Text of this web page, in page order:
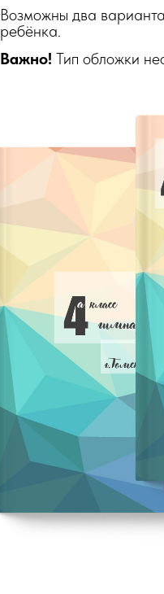
Возможны два
ребёнка.
Важно! Тип обложки